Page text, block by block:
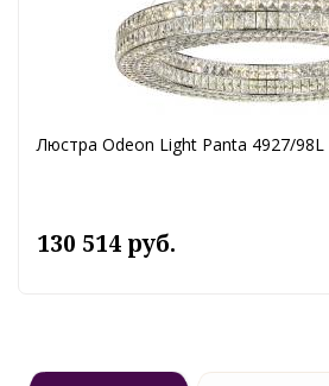
Люстра Odeon Light Panta 4927/98L
130 514 руб.